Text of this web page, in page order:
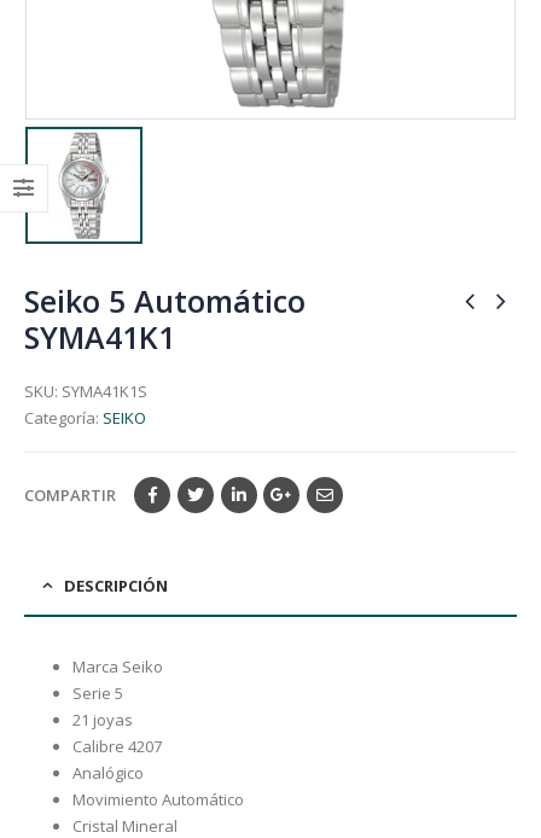
Seiko 5 Automático
SYMA41K1
SKU: SYMA41K1S
Categoría: SEIKO
COMPARTIR
DESCRIPCIÓN
Marca Seiko
Serie 5
21 joyas
Calibre 4207
Analógico
Movimiento Automático
Cristal Mineral